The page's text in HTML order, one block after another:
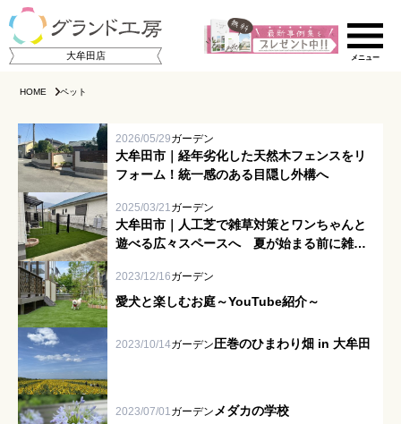
大牟田店
ご相談の流れ
店舗のご案内
施工事例集
HOME ペット
2026/05/29ガーデン
大牟田市｜経年劣化した天然木フェンスをリ
フォーム！統一感のある目隠し外構へ
2025/03/21ガーデン
大牟田市｜人工芝で雑草対策とワンちゃんと
遊べる広々スペースへ 夏が始まる前に雑草
2023/12/16ガーデン
愛犬と楽しむお庭～YouTube紹介～
2023/10/14ガーデン圧巻のひまわり畑 in 大牟田
2023/07/01ガーデン メダカの学校